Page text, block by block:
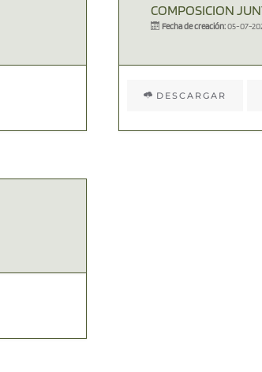
COMPOSICION
Fecha de creación:05-07-
DESCARGAR